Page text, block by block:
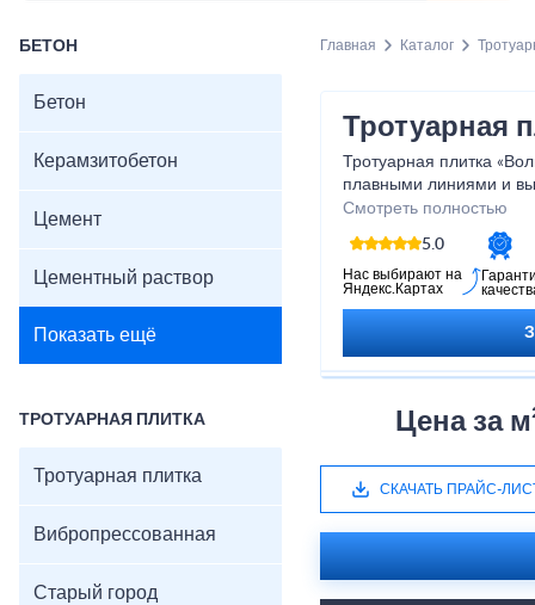
БЕТОН
Бетон
Керамзитобетон
Цемент
Цементный раствор
Показать ещё
ТРОТУАРНАЯ ПЛИТКА
Тротуарная плитка
Вибропрессованная
Старый город
Главная Каталог
Тротуарная
Тротуарная плитка
плавными линиями и
создающим эффект
форме плитка легко
красивое покрытие,
перепадам
площадкам
Размер: 225×112×60
Толщина: 40–80 мм
Прочность: ≥30 МПа
Морозостойкость:
Цвета: серый,
Смотреть полностью
5.0
Нас выбирают на
Яндекс.Картах
Цена за
СКАЧАТЬ ПРАЙС-